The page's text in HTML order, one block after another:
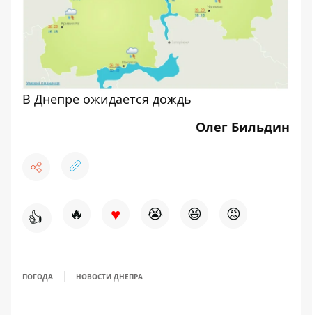
В Днепре ожидается дождь
Олег Бильдин
👍 🔥 ♥ 😭 😆 😡
ПОГОДА НОВОСТИ ДНЕПРА